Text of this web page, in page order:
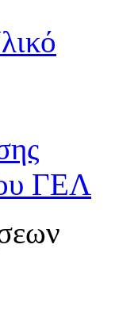
ΓΕΛ